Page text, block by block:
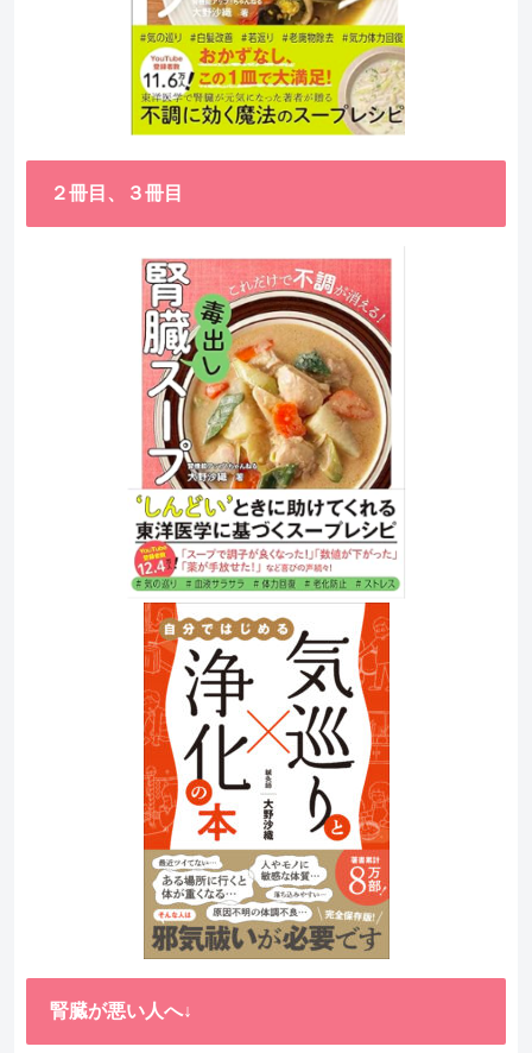
２冊目、３冊目
腎臓が悪い人へ↓